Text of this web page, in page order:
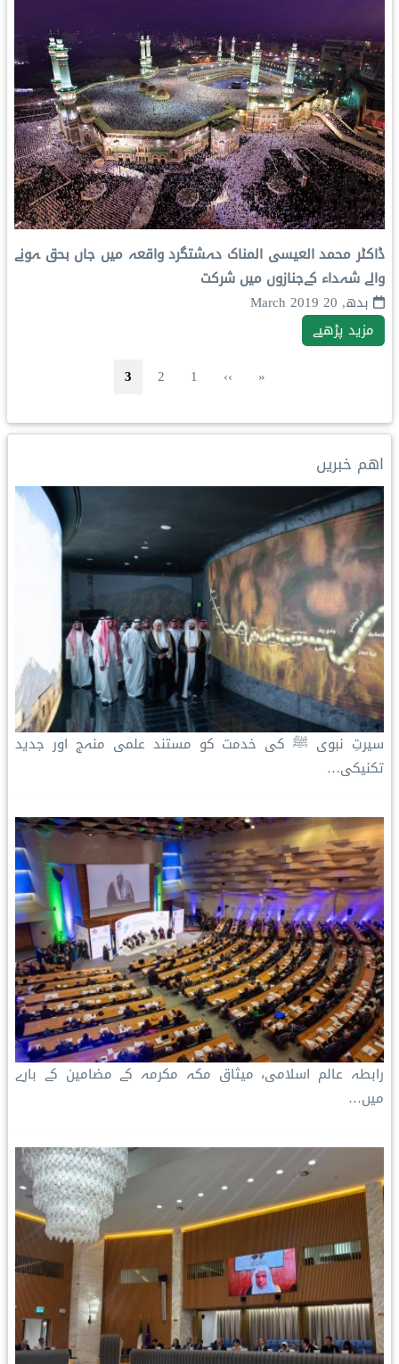
ڈاکٹر محمد العیسی المناک دہشتگرد واقعہ میں جاں بحق ہونے
والے شہداء کےجنازوں میں شرکت
بدھ, 20 March 2019
مزید پڑھیے
First page
«
Previous page
›› صفحہ
1 صفحہ
2
Current page
3
اهم خبریں
سیرتِ نبوی ﷺ کی خدمت کو مستند علمی منہج اور جدید
تکنیکی…
رابطہ عالم اسلامی، میثاق مکہ مکرمہ کے مضامین کے بارے
میں…